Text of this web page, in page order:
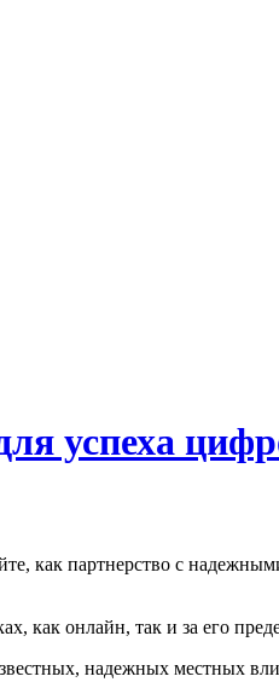
успеха
как онлайн, так и за его
надежных местных